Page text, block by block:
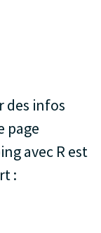
des infos
page
avec R est
: